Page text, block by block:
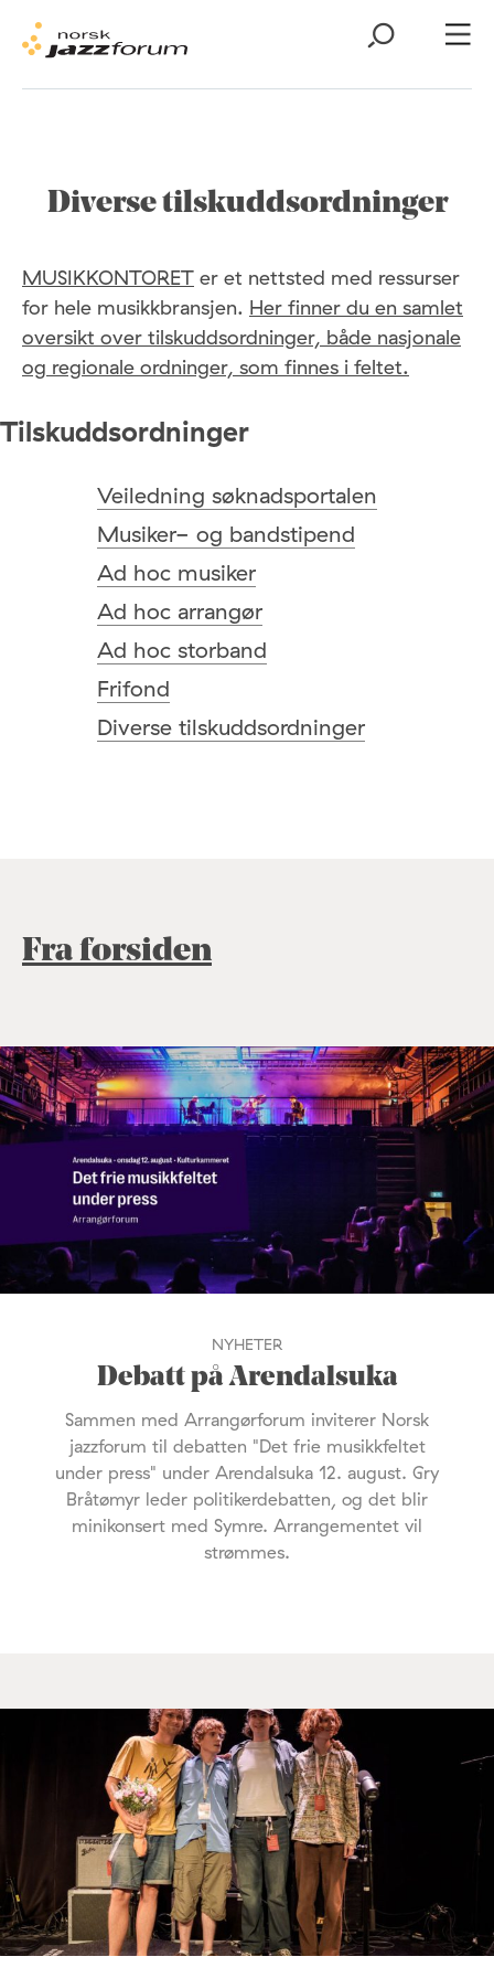
Diverse tilskuddsordninger
MUSIKKONTORET er et nettsted med ressurser
for hele musikkbransjen. Her finner du en samlet
oversikt over tilskuddsordninger, både nasjonale
og regionale ordninger, som finnes i feltet.
Tilskuddsordninger
Veiledning søknadsportalen
Musiker- og bandstipend
Ad hoc musiker
Ad hoc arrangør
Ad hoc storband
Frifond
Diverse tilskuddsordninger
Fra forsiden
NYHETER
Debatt på Arendalsuka
Sammen med Arrangørforum inviterer Norsk
jazzforum til debatten "Det frie musikkfeltet
under press" under Arendalsuka 12. august. Gry
Bråtømyr leder politikerdebatten, og det blir
minikonsert med Symre. Arrangementet vil
strømmes.